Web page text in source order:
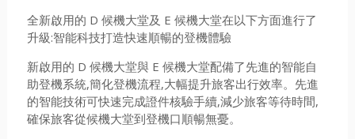
全新啟用的 D 候機大堂及 E 候機大堂在以下方面進行了
升級:智能科技打造快速順暢的登機體驗
新啟用的 D 候機大堂與 E 候機大堂配備了先進的智能自
助登機系統,簡化登機流程,大幅提升旅客出行效率。先進
的智能技術可快速完成證件核驗手續,減少旅客等待時間,
確保旅客從候機大堂到登機口順暢無憂。